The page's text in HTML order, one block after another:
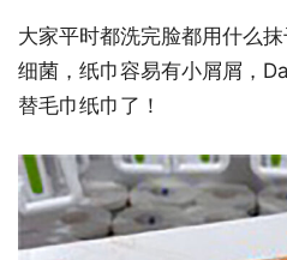
大家平时都洗完脸都用什么
细菌，纸巾容易有小屑屑，
替毛巾纸巾了！